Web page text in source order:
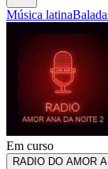
Música latina
Em curso
RADIO DO AMOR